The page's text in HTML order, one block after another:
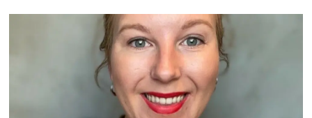
Emne:
mikael